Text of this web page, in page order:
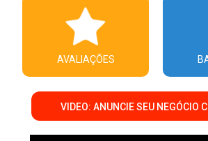
AVALIAÇÕES
VIDEO: ANUNCIE SEU NEGÓCIO